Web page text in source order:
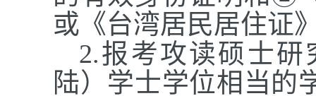
或《台湾居民居住证
2.报考攻读硕士
陆）学士学位相当的